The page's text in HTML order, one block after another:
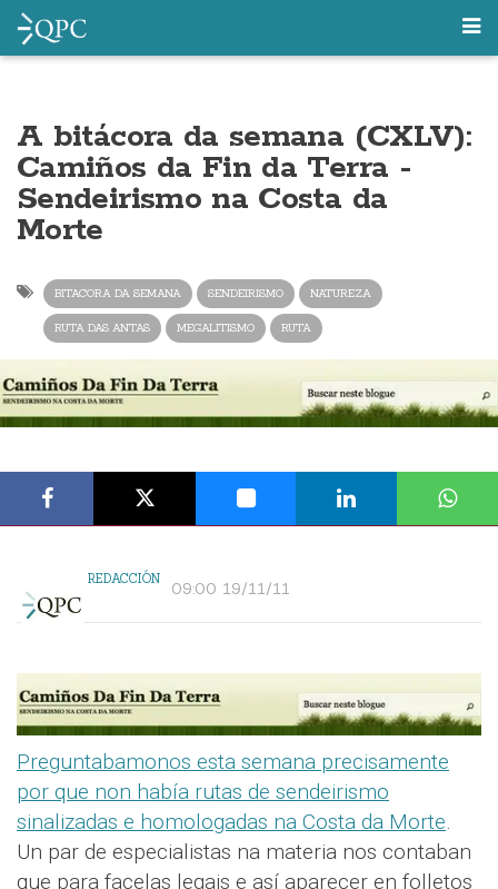
A bitácora da semana (CXLV):
Camiños da Fin da Terra -
Sendeirismo na Costa da
Morte
BITACORA DA SEMANA SENDEIRISMO NATUREZA
RUTA DAS ANTAS MEGALITISMO RUTA
REDACCIÓN 09:00 19/11/11
Preguntabamonos esta semana precisamente
por que non había rutas de sendeirismo
sinalizadas e homologadas na Costa da Morte.
Un par de especialistas na materia nos contaban
que para facelas legais e así aparecer en folletos